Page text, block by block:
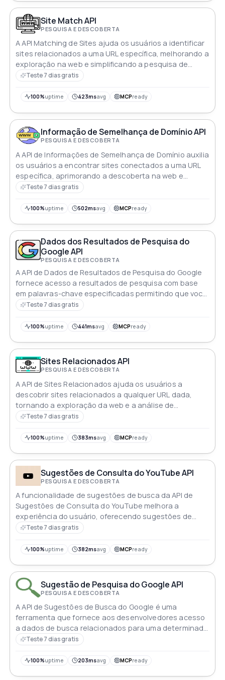
conteúdo Com sua interface intuitiva esta API é fácil
de usar e pode ajudar empresas a se manterem
competitivas no cenário online atual
Site Match API
PESQUISA E DESCOBERTA
A API Matching de Sites ajuda os usuários a identificar
sites relacionados a uma URL específica, melhorando a
exploração na web e simplificando a pesquisa de
concorrentes
Teste 7 dias gratis
100%uptime 423msavg MCPready
Informação de Semelhança de Domínio API
PESQUISA E DESCOBERTA
A API de Informações de Semelhança de Domínio auxilia
os usuários a encontrar sites conectados a uma URL
específica, aprimorando a descoberta na web e
facilitando a análise de concorrentes
Teste 7 dias gratis
100%uptime 502msavg MCPready
Dados dos Resultados de Pesquisa do
Google API
PESQUISA E DESCOBERTA
A API de Dados de Resultados de Pesquisa do Google
fornece acesso a resultados de pesquisa com base
em palavras-chave especificadas permitindo que você
obtenha informações valiosas para seus usuários
Teste 7 dias gratis
100%uptime 441msavg MCPready
Sites Relacionados API
PESQUISA E DESCOBERTA
A API de Sites Relacionados ajuda os usuários a
descobrir sites relacionados a qualquer URL dada,
tornando a exploração da web e a análise de
concorrência simples e eficiente
Teste 7 dias gratis
100%uptime 383msavg MCPready
Sugestões de Consulta do YouTube API
PESQUISA E DESCOBERTA
A funcionalidade de sugestões de busca da API de
Sugestões de Consulta do YouTube melhora a
experiência do usuário, oferecendo sugestões de
autocomplete dinâmicas para consultas, facilitando a
Teste 7 dias gratis
100%uptime 382msavg MCPready
Sugestão de Pesquisa do Google API
PESQUISA E DESCOBERTA
A API de Sugestões de Busca do Google é uma
ferramenta que fornece aos desenvolvedores acesso
a dados de busca relacionados para uma determinada
consulta
Teste 7 dias gratis
100%uptime 203msavg MCPready